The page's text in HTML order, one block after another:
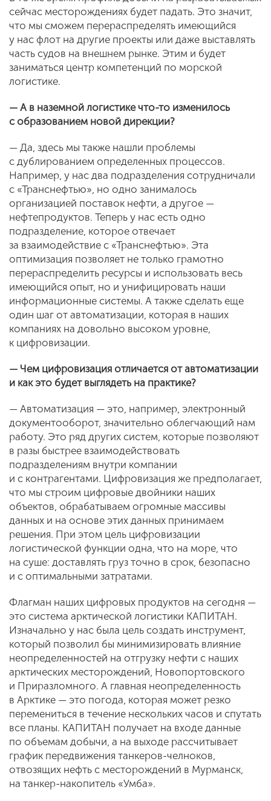
сейчас месторождениях будет падать. Это значит,
что мы сможем перераспределять имеющийся
у нас флот на другие проекты или даже выставлять
часть судов на внешнем рынке. Этим и будет
заниматься центр компетенций по морской
логистике.
— А в наземной логистике что-то изменилось
с образованием новой дирекции?
— Да, здесь мы также нашли проблемы
с дублированием определенных процессов.
Например, у нас два подразделения сотрудничали
с «Транснефтью», но одно занималось
организацией поставок нефти, а другое —
нефтепродуктов. Теперь у нас есть одно
подразделение, которое отвечает
за взаимодействие с «Транснефтью». Эта
оптимизация позволяет не только грамотно
перераспределить ресурсы и использовать весь
имеющийся опыт, но и унифицировать наши
информационные системы. А также сделать еще
один шаг от автоматизации, которая в наших
компаниях на довольно высоком уровне,
к цифровизации.
— Чем цифровизация отличается от автоматизации
и как это будет выглядеть на практике?
— Автоматизация — это, например, электронный
документооборот, значительно облегчающий нам
работу. Это ряд других систем, которые позволяют
в разы быстрее взаимодействовать
подразделениям внутри компании
и с контрагентами. Цифровизация же предполагает,
что мы строим цифровые двойники наших
объектов, обрабатываем огромные массивы
данных и на основе этих данных принимаем
решения. При этом цель цифровизации
логистической функции одна, что на море, что
на суше: доставлять груз точно в срок, безопасно
и с оптимальными затратами.
Флагман наших цифровых продуктов на сегодня —
это система арктической логистики КАПИТАН.
Изначально у нас была цель создать инструмент,
который позволил бы минимизировать влияние
неопределенностей на отгрузку нефти с наших
арктических месторождений, Новопортовского
и Приразломного. А главная неопределенность
в Арктике — это погода, которая может резко
перемениться в течение нескольких часов и спутать
все планы. КАПИТАН получает на входе данные
по объемам добычи, а на выходе рассчитывает
график передвижения танкеров-челноков,
отвозящих нефть с месторождений в Мурманск,
на танкер-накопитель «Умба».